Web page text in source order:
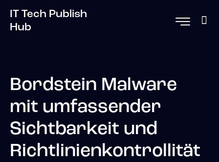
IT Tech Publish
Hub
Bordstein Malware
mit umfassender
Sichtbarkeit und
Richtlinienkontrollität